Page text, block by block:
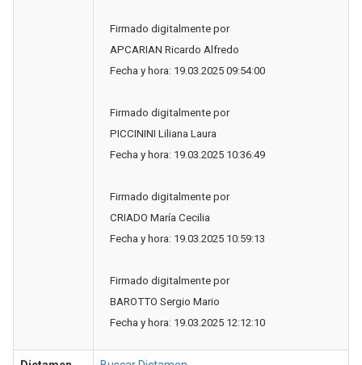
Firmado digitalmente por
APCARIAN Ricardo Alfredo
Fecha y hora: 19.03.2025 09:54:00
Firmado digitalmente por
PICCININI Liliana Laura
Fecha y hora: 19.03.2025 10:36:49
Firmado digitalmente por
CRIADO María Cecilia
Fecha y hora: 19.03.2025 10:59:13
Firmado digitalmente por
BAROTTO Sergio Mario
Fecha y hora: 19.03.2025 12:12:10